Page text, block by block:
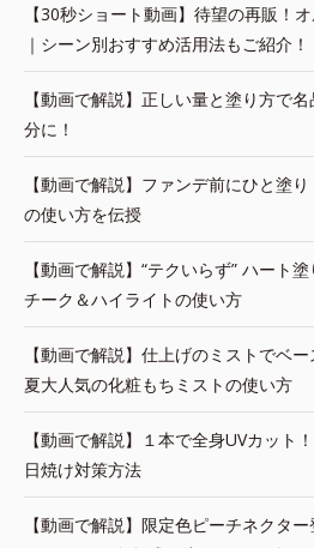
【30秒ショート動画】待望の再販！
｜シーン別おすすめ活用法もご紹介！
【動画で解説】正しい量と塗り方で
分に！
【動画で解説】ファンデ前にひと塗
の使い方を伝授
【動画で解説】“テクいらず” ハート
チーク＆ハイライトの使い方
【動画で解説】仕上げのミストでベ
夏大人気の化粧もちミストの使い方
【動画で解説】１本で全身UVカット
日焼け対策方法
【動画で解説】限定色ピーチネクター